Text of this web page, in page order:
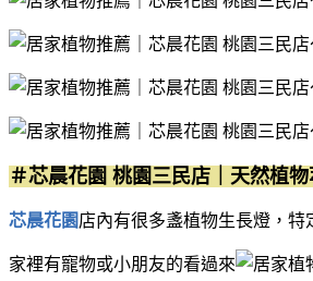
＃芯晨花園 桃園三民店｜天然植
芯晨花園店內有很多盞植物生長燈，
家裡有寵物或小朋友的看過來